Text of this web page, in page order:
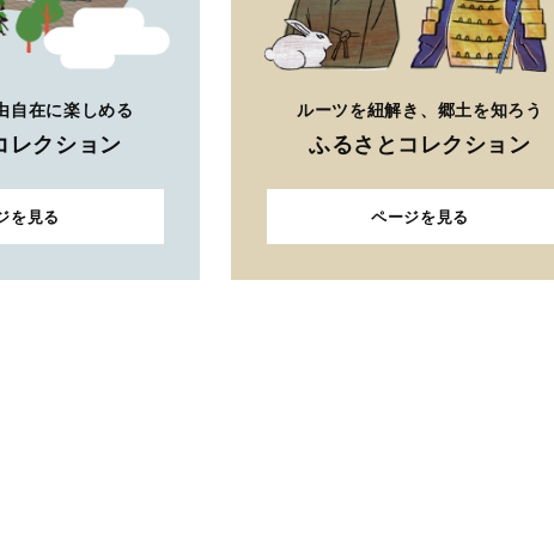
自在に楽しめる
レクション
を見る
ルーツを紐解き、郷土を知ろう
ふるさとコレクション
ページを見る